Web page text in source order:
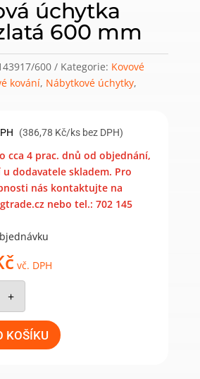
úchytka
600 mm
600 Kategorie: Kovové
kování, Nábytkové úchytky,
(386,78 Kč/ks bez DPH)
cca 4 prac. dnů od objednání,
dodavatele skladem. Pro
nás kontaktujte na
nebo tel.: 702 145
vč. DPH
+
KOŠÍKU